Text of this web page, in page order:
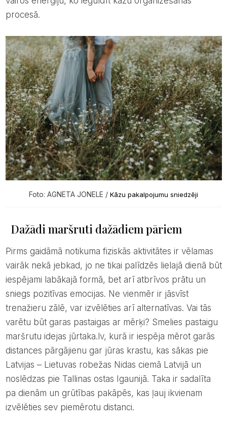
procesā.
Foto: AGNETA JONELE / Kāzu pakalpojumu sniedzēji
Dažādi maršruti dažādiem pāriem
Pirms gaidāmā notikuma fiziskās aktivitātes ir vēlamas
vairāk nekā jebkad, jo ne tikai palīdzēs lielajā dienā būt
iespējami labākajā formā, bet arī atbrīvos prātu un
sniegs pozitīvas emocijas. Ne vienmēr ir jāsvīst
trenažieru zālē, var izvēlēties arī alternatīvas. Vai tās
varētu būt garas pastaigas ar mērķi? Smelies pastaigu
maršrutu idejas jūrtaka.lv, kurā ir iespēja mērot garās
distances pārgājienu gar jūras krastu, kas sākas pie
Latvijas – Lietuvas robežas Nidas ciemā Latvijā un
noslēdzas pie Tallinas ostas Igaunijā. Taka ir sadalīta
pa dienām un grūtības pakāpēs, kas ļauj ikvienam
izvēlēties sev piemērotu distanci.